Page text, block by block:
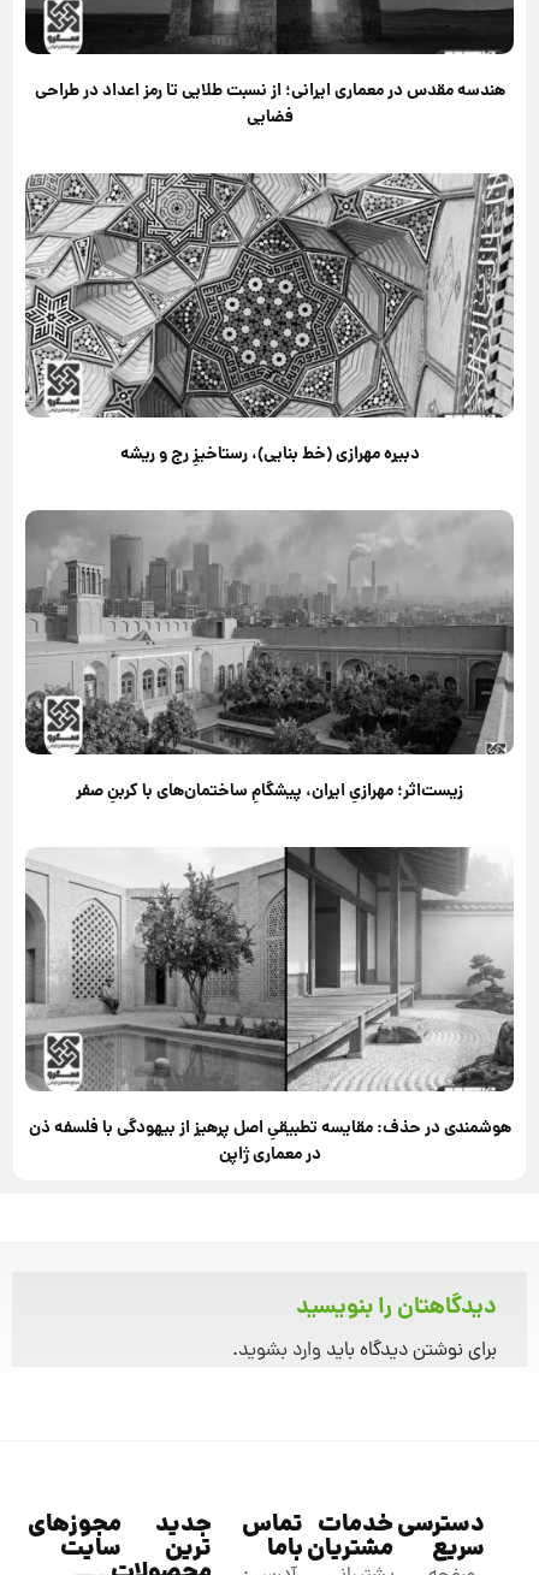
هندسه مقدس در معماری ایرانی؛ از نسبت طلایی تا رمز اعداد در طراحی
فضایی
دبیره مهرازی (خط بنایی)، رستاخیزِ رج و ریشه
زیست‌اثر؛ مهرازیِ ایران، پیشگامِ ساختمان‌های با کربنِ صفر
هوشمندی در حذف: مقایسه تطبیقیِ اصل پرهیز از بیهودگی با فلسفه ذن
در معماری ژاپن
دیدگاهتان را بنویسید
برای نوشتن دیدگاه باید وارد بشوید.
دسترسی
سریع
خدمات
مشتریان
تماس
باما
جدید
ترین
مجوزهای
سایت